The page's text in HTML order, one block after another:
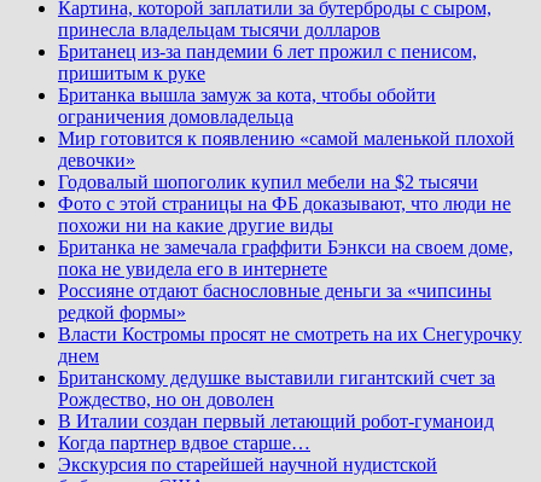
Картина, которой заплатили за бутерброды с сыром,
принесла владельцам тысячи долларов
Британец из-за пандемии 6 лет прожил с пенисом,
пришитым к руке
Британка вышла замуж за кота, чтобы обойти
ограничения домовладельца
Мир готовится к появлению «самой маленькой плохой
девочки»
Годовалый шопоголик купил мебели на $2 тысячи
Фото с этой страницы на ФБ доказывают, что люди не
похожи ни на какие другие виды
Британка не замечала граффити Бэнкси на своем доме,
пока не увидела его в интернете
Россияне отдают баснословные деньги за «чипсины
редкой формы»
Власти Костромы просят не смотреть на их Снегурочку
днем
Британскому дедушке выставили гигантский счет за
Рождество, но он доволен
В Италии создан первый летающий робот-гуманоид
Когда партнер вдвое старше…
Экскурсия по старейшей научной нудистской